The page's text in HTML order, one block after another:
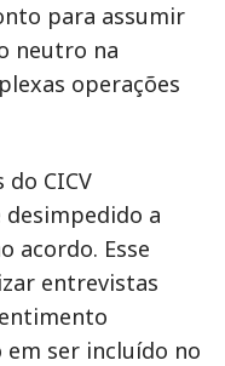
para assumir
neutro na
operações
CICV
a
acordo. Esse
entrevistas
ser incluído no